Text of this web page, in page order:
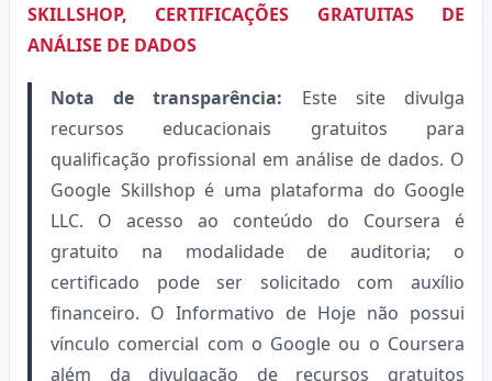
SKILLSHOP, CERTIFICAÇÕES GRATUITAS DE
ANÁLISE DE DADOS
Nota de transparência: Este site divulga
recursos educacionais gratuitos para
qualificação profissional em análise de dados. O
Google Skillshop é uma plataforma do Google
LLC. O acesso ao conteúdo do Coursera é
gratuito na modalidade de auditoria; o
certificado pode ser solicitado com auxílio
financeiro. O Informativo de Hoje não possui
vínculo comercial com o Google ou o Coursera
além da divulgação de recursos gratuitos